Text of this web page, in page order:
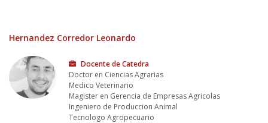
Hernandez Corredor Leonardo
Docente de Catedra
Doctor en Ciencias Agrarias
Medico Veterinario
Magister en Gerencia de Empresas Agricolas
Ingeniero de Produccion Animal
Tecnologo Agropecuario